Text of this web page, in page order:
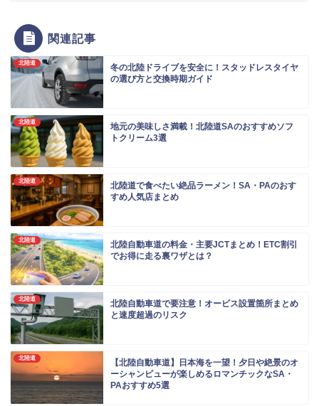
関連記事
北陸道
冬の北陸ドライブを安全に！スタッドレスタイヤ
の選び方と交換時期ガイド
北陸道
地元の美味しさ満載！北陸道SAのおすすめソフ
トクリーム3選
北陸道
北陸道で食べたい絶品ラーメン！SA・PAのおす
すめ人気店まとめ
北陸道
北陸自動車道の料金・主要JCTまとめ！ETC割引
でお得に走る裏ワザとは？
北陸道
北陸自動車道で要注意！オービス設置箇所まとめ
と速度超過のリスク
北陸道
【北陸自動車道】日本海を一望！夕日や絶景のオ
ーシャンビューが楽しめるロマンチックなSA・
PAおすすめ5選